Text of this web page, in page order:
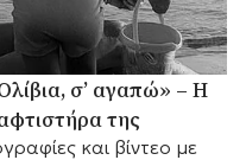
σ’ αγαπώ» – Η
της
και βίντεο με